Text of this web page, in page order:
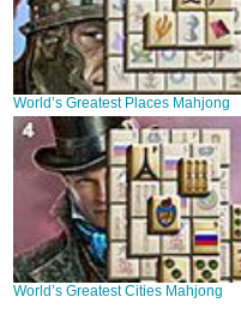
World’s Greatest Places Mahjong
World’s Greatest Cities Mahjong